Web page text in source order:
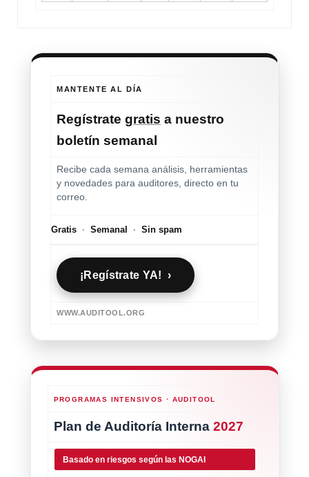
MANTENTE AL DÍA
Regístrate gratis a nuestro
boletín semanal
Recibe cada semana análisis, herramientas
y novedades para auditores, directo en tu
correo.
Gratis · Semanal · Sin spam
¡Regístrate YA! ›
WWW.AUDITOOL.ORG
PROGRAMAS INTENSIVOS · AUDITOOL
Plan de Auditoría Interna 2027
Basado en riesgos según las NOGAI